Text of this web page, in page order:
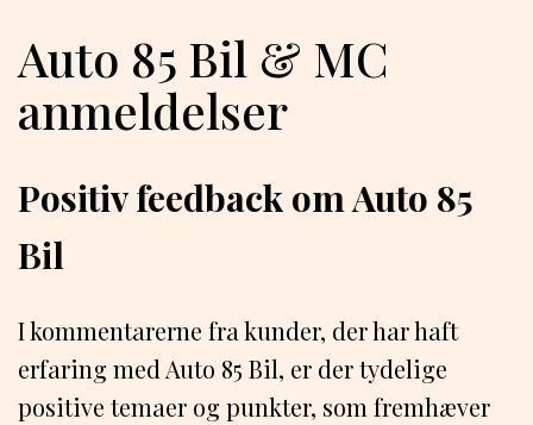
Auto 85 Bil & MC
anmeldelser
Positiv feedback om Auto 85
Bil
I kommentarerne fra kunder, der har haft
erfaring med Auto 85 Bil, er der tydelige
positive temaer og punkter, som fremhæver